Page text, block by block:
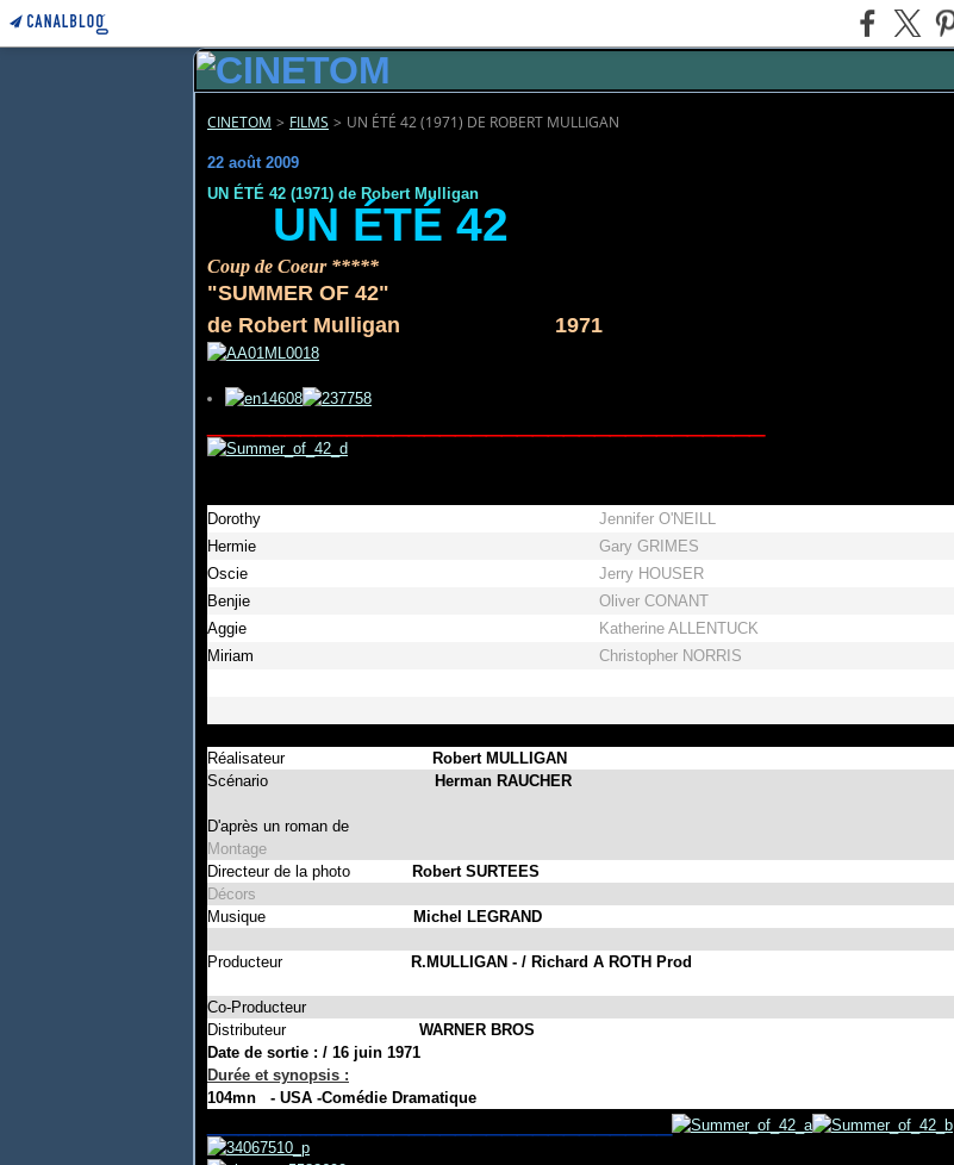
CINETOM > FILMS > UN ÉTÉ 42 (1971) DE ROBERT MULLIGAN
22 août 2009
UN ÉTÉ 42 (1971) de Robert Mulligan
UN ÉTÉ 42
Coup de Coeur *****
"SUMMER OF 42"
de Robert Mulligan 1971
Dorothy
Jennifer O'NEILL
Hermie
Gary GRIMES
Oscie
Jerry HOUSER
Benjie
Oliver CONANT
Aggie
Katherine ALLENTUCK
Miriam
Christopher NORRIS
Réalisateur
Robert MULLIGAN
Scénario
Herman RAUCHER
D'après un roman de
Montage
Directeur de la photo
Robert SURTEES
Décors
Musique
Michel LEGRAND
Producteur R.MULLIGAN - / Richard A ROTH Prod
Co-Producteur
Distributeur
WARNER BROS
Date de sortie : / 16 juin 1971
Durée et synopsis :
104mn - USA -Comédie Dramatique